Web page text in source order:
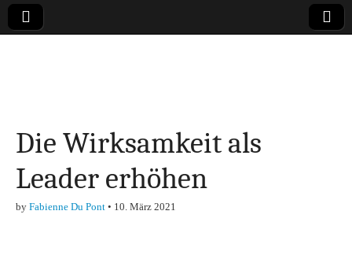
Finanzen,
Marketing-, Vertrieb-
Die Wirksamkeit als
Leader erhöhen
by Fabienne Du Pont • 10. März 2021